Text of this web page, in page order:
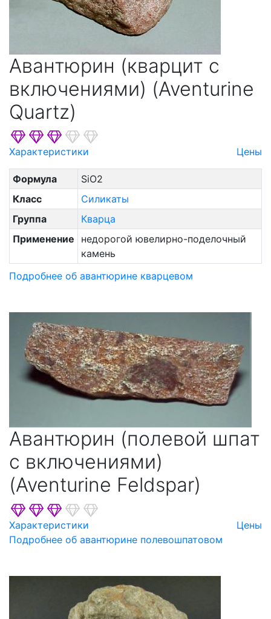
Пироксеноидов
Полевых Шпатов
Рутила
Садалита И Фельдшпатоидов
Серпентина
Скаполита
Слюд
Содалита И Фельдшпатоидов
Сфалерита
Турмалина
Углерод
Фельдшпатоидов
Фенакита
Цеолитов
Шеелита
Шпинели
Эпидота
Авантюрин (кварцит с
включениями) (Aventurine
Quartz)
Характеристики Цены
Формула
SiO2
Класс
Силикаты
Группа
Кварца
Применение
недорогой ювелирно-поделочный
камень
Подробнее об авантюрине кварцевом
Авантюрин (полевой шпат
с включениями)
(Aventurine Feldspar)
Характеристики
Цены
Подробнее об авантюрине полевошпатовом